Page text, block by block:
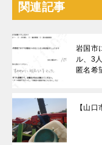
関連記事
岩国市
ル、3
匿名希
【山